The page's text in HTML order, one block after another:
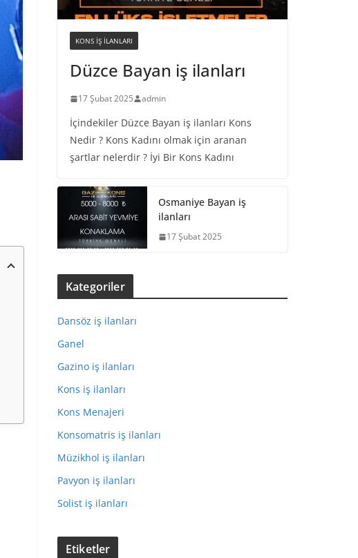
KONS IŞ ILANLARI
Düzce Bayan iş ilanları
17 Şubat 2025 admin
İçindekiler Düzce Bayan iş ilanları Kons
Nedir ? Kons Kadını olmak için aranan
şartlar nelerdir ? İyi Bir Kons Kadını
Osmaniye Bayan iş
ilanları
17 Şubat 2025
Kategoriler
Dansöz iş ilanları
Ganel
Gazino iş ilanları
Kons iş ilanları
Kons Menajeri
Konsomatris iş ilanları
Müzikhol iş ilanları
Pavyon iş ilanları
Solist iş ilanları
Etiketler